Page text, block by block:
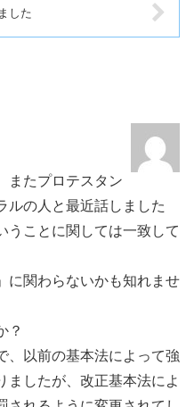
した
またプロテスタン
ルの人と最近話しました
うことに関しては一致して
に関わらないかも知れませ
？
、以前の基本法によって強
ましたが、改正基本法によ